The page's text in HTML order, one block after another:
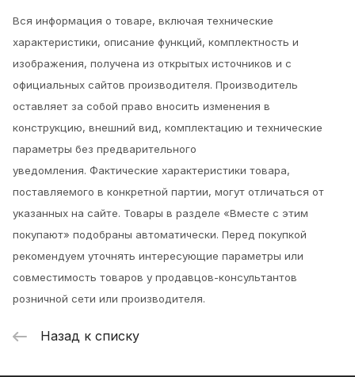
Вся информация о товаре, включая технические
характеристики, описание функций, комплектность и
изображения, получена из открытых источников и с
официальных сайтов производителя. Производитель
оставляет за собой право вносить изменения в
конструкцию, внешний вид, комплектацию и технические
параметры без предварительного
уведомления. Фактические характеристики товара,
поставляемого в конкретной партии, могут отличаться от
указанных на сайте. Товары в разделе «Вместе с этим
покупают» подобраны автоматически. Перед покупкой
рекомендуем уточнять интересующие параметры или
совместимость товаров у продавцов-консультантов
розничной сети или производителя.
Назад к списку